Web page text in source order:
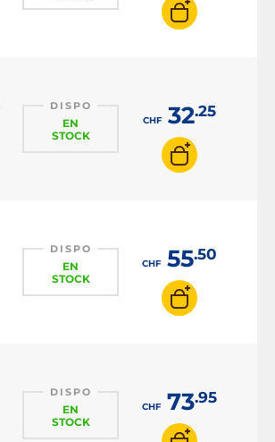
DISPO
EN
STOCK
CHF32.25
DISPO
EN
STOCK
CHF55.50
DISPO
EN
STOCK
CHF73.95